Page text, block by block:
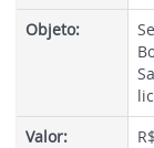
Objeto:
Valor: